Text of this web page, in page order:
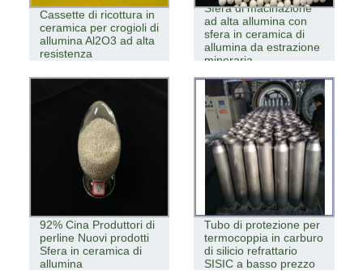
Cassette di ricottura in
ceramica per crogioli di
allumina Al2O3 ad alta
resistenza
Sfera di macinazione
ad alta allumina con
sfera in ceramica di
allumina da estrazione
mineraria
92% Cina Produttori di
perline Nuovi prodotti
Sfera in ceramica di
allumina
Tubo di protezione per
termocoppia in carburo
di silicio refrattario
SISIC a basso prezzo